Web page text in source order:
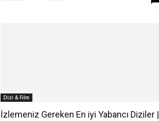
Dizi & Film
İzlemeniz Gereken En iyi Yabancı Diziler |